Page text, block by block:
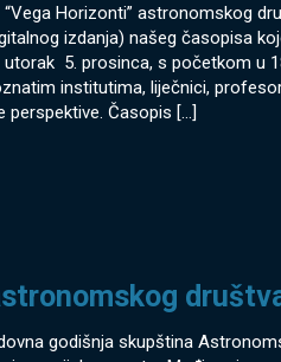
Horizonti” astronomskog
izdanja) našeg časopisa
utorak 5. prosinca, s početkom u
institutima, liječnici,
perspektive. Časopis […]
godišnja skupština